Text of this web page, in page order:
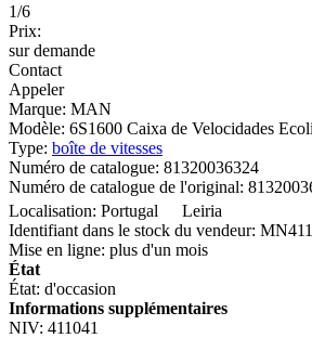
1/6
Prix:
sur demande
Contact
Appeler
Marque: MAN
Modèle: 6S1600 Caixa de Velocidades
Type: boîte de vitesses
Numéro de catalogue: 81320036324
Numéro de catalogue de l'original:
Localisation: Portugal
Leiria
Identifiant dans le stock du vendeur:
Mise en ligne: plus d'un mois
État
État: d'occasion
Informations supplémentaires
NIV: 411041